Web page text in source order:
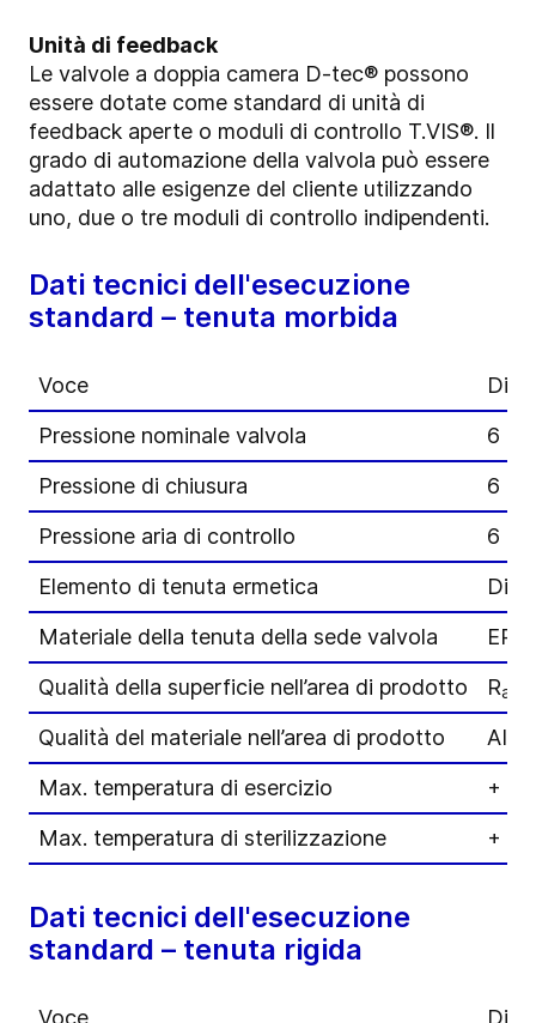
Unità di feedback
Le valvole a doppia camera D-tec® possono
essere dotate come standard di unità di
feedback aperte o moduli di controllo T.VIS®. Il
grado di automazione della valvola può essere
adattato alle esigenze del cliente utilizzando
uno, due o tre moduli di controllo indipendenti.
Dati tecnici dell'esecuzione
standard – tenuta morbida
Voce
Pressione nominale valvola
6
Pressione di chiusura
6
Pressione aria di controllo
6
Elemento di tenuta ermetica
Materiale della tenuta della sede valvola
Qualità della superficie nell’area di prodotto
Ra
Qualità del materiale nell’area di prodotto
AISI
Max. temperatura di esercizio
+
Max. temperatura di sterilizzazione
+
Dati tecnici dell'esecuzione
standard – tenuta rigida
Voce